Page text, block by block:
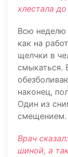
хлестала
Всю неделю
как на
щелчки в
смыкаться.
наконец,
Один из
смещением.
Врач
шиной, а